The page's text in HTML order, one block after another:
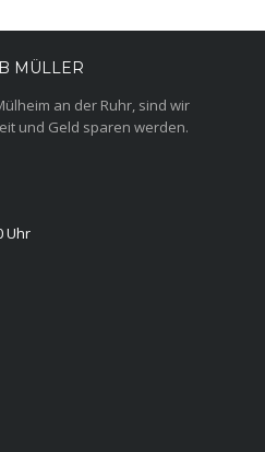
MÜLLER
an der Ruhr, sind wir
und Geld sparen werden.
Uhr